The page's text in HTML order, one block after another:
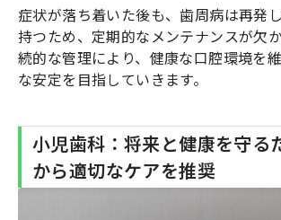
症状が落ち着いた後も、歯周病は再発
持つため、定期的なメンテナンスが欠
続的な管理により、健康な口腔環境を
な安定を目指していきます。
小児歯科：将来と健康を守る
から適切なケアを推奨